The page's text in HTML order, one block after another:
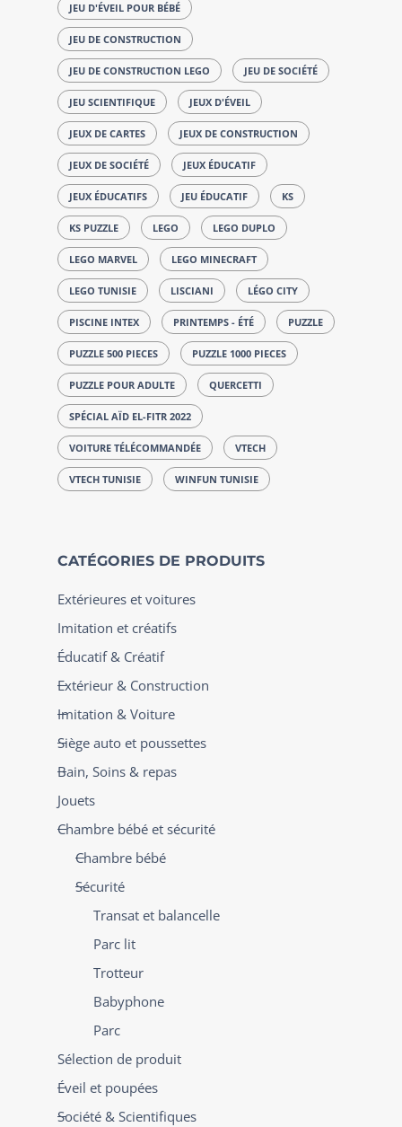
JEU D'ÉVEIL POUR BÉBÉ
JEU DE CONSTRUCTION
JEU DE CONSTRUCTION LEGO JEU DE SOCIÉTÉ
JEU SCIENTIFIQUE JEUX D'ÉVEIL
JEUX DE CARTES JEUX DE CONSTRUCTION
JEUX DE SOCIÉTÉ JEUX ÉDUCATIF
JEUX ÉDUCATIFS JEU ÉDUCATIF KS
KS PUZZLE LEGO LEGO DUPLO
LEGO MARVEL LEGO MINECRAFT
LEGO TUNISIE LISCIANI LÉGO CITY
PISCINE INTEX PRINTEMPS - ÉTÉ PUZZLE
PUZZLE 500 PIECES PUZZLE 1000 PIECES
PUZZLE POUR ADULTE QUERCETTI
SPÉCIAL AÏD EL-FITR 2022
VOITURE TÉLÉCOMMANDÉE VTECH
VTECH TUNISIE WINFUN TUNISIE
CATÉGORIES DE PRODUITS
Extérieures et voitures
Imitation et créatifs
Éducatif & Créatif
Extérieur & Construction
Imitation & Voiture
Siège auto et poussettes
Bain, Soins & repas
Jouets
Chambre bébé et sécurité
Chambre bébé
Sécurité
Transat et balancelle
Parc lit
Trotteur
Babyphone
Parc
Sélection de produit
Éveil et poupées
Société & Scientifiques